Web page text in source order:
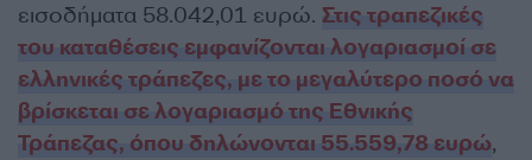
εισοδήματα 58.042,01 ευρώ. Στις τραπεζικές
του καταθέσεις εμφανίζονται λογαριασμοί σε
ελληνικές τράπεζες, με το μεγαλύτερο ποσό να
βρίσκεται σε λογαριασμό της Εθνικής
Τράπεζας, όπου δηλώνονται 55.559,78 ευρώ,